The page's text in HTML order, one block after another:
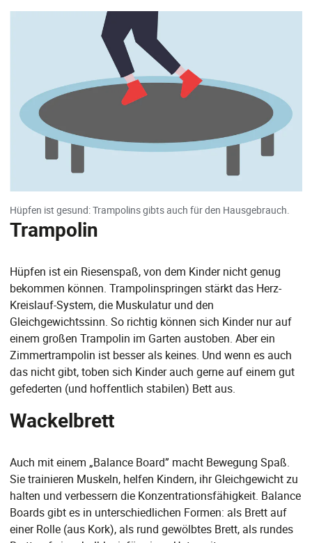
Hüpfen ist gesund: Trampolins gibts auch für den Hausgebrauch.
Trampolin
Hüpfen ist ein Riesenspaß, von dem Kinder nicht genug
bekommen können. Trampolinspringen stärkt das Herz-
Kreislauf-System, die Muskulatur und den
Gleichgewichtssinn. So richtig können sich Kinder nur auf
einem großen Trampolin im Garten austoben. Aber ein
Zimmertrampolin ist besser als keines. Und wenn es auch
das nicht gibt, toben sich Kinder auch gerne auf einem gut
gefederten (und hoffentlich stabilen) Bett aus.
Wackelbrett
Auch mit einem „Balance Board” macht Bewegung Spaß.
Sie trainieren Muskeln, helfen Kindern, ihr Gleichgewicht zu
halten und verbessern die Konzentrationsfähigkeit. Balance
Boards gibt es in unterschiedlichen Formen: als Brett auf
einer Rolle (aus Kork), als rund gewölbtes Brett, als rundes